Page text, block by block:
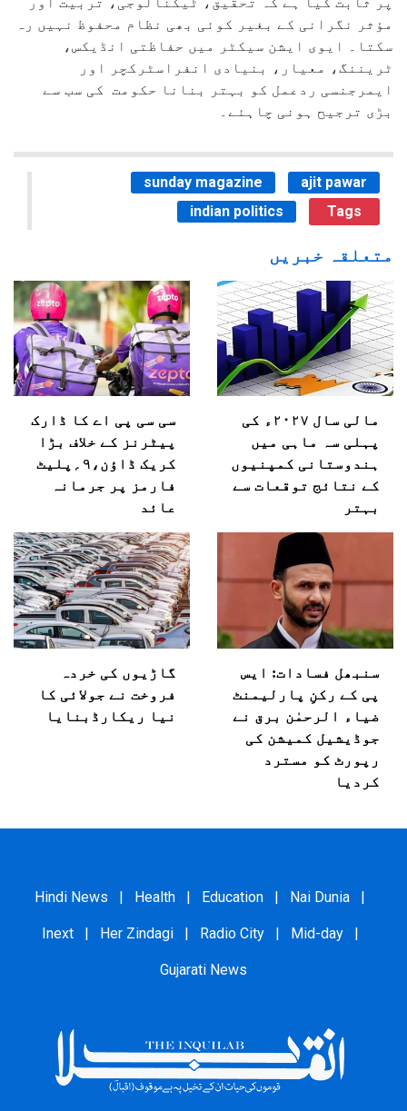
مؤثر نگرانی کے بغیر کوئی بھی نظام محفوظ نہیں رہ
سکتا۔ ایوی ایشن سیکٹر میں حفاظتی انڈیکس،
ٹریننگ، معیار، بنیادی انفراسٹرکچر اور
ایمرجنسی ردعمل کو بہتر بنانا حکومت کی سب سے
بڑی ترجیح ہونی چاہئے۔
sunday magazine
ajit pawar
indian politics
Tags
متعلقہ خبریں
مالی سال ۲۰۲۷ء کی
پہلی سہ ماہی میں
ہندوستانی کمپنیوں
کے نتائج توقعات سے
بہتر
سی سی پی اے کا ڈارک
پیٹرنز کے خلاف بڑا
کریک ڈاؤن،۹؍پلیٹ
فارمز پر جرمانہ
عائد
سنبھل فسادات: ایس
پی کے رکنِ پارلیمنٹ
ضیاء الرحمٰن برق نے
جوڈیشیل کمیشن کی
رپورٹ کو مسترد
کردیا
گاڑیوں کی خردہ
فروخت نے جولائی کا
نیا ریکارڈبنایا
Hindi News | Health | Education | Nai Dunia |
Inext | Her Zindagi | Radio City | Mid-day |
Gujarati News